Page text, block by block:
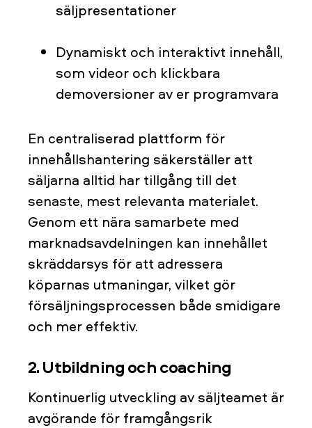
säljpresentationer
Dynamiskt och interaktivt innehåll,
som videor och klickbara
demoversioner av er programvara
En centraliserad plattform för
innehållshantering säkerställer att
säljarna alltid har tillgång till det
senaste, mest relevanta materialet.
Genom ett nära samarbete med
marknadsavdelningen kan innehållet
skräddarsys för att adressera
köparnas utmaningar, vilket gör
försäljningsprocessen både smidigare
och mer effektiv.
2. Utbildning och coaching
Kontinuerlig utveckling av säljteamet är
avgörande för framgångsrik